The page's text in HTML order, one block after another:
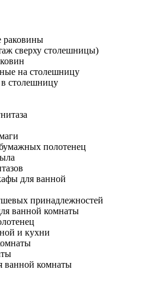
раковины
сверху столешницы)
на столешницу
столешницу
полотенец
для ванной
принадлежностей
ванной комнаты
и кухни
ванной комнаты